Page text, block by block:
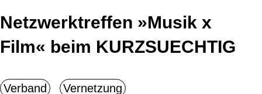
Netzwerktreffen »Musik x
Film« beim KURZSUECHTIG